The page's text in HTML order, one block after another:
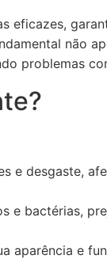
eficazes,
não
problemas
e desgaste,
e bactérias,
aparência e